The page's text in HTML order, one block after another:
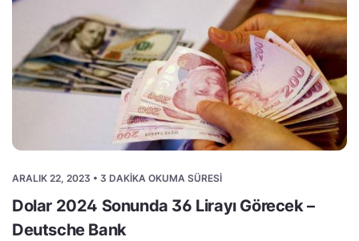
ARALIK 22, 2023 • 3 DAKIKA OKUMA SÜRESI
Dolar 2024 Sonunda 36 Lirayı Görecek –
Deutsche Bank